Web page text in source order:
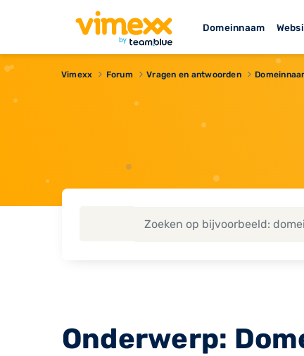
Domeinnaam
Vimexx Forum Vragen en antwoorden
Onderwerp: